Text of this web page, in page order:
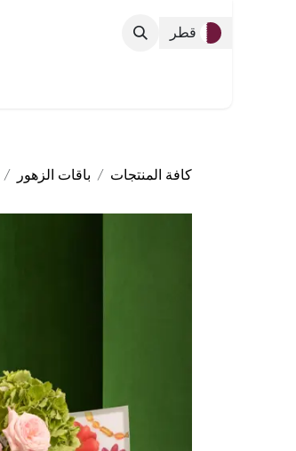
قطر
كافة المنتجات باقات الزهور